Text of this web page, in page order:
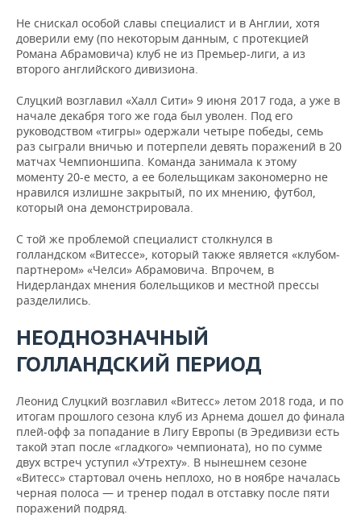
Не снискал особой славы специалист и в Англии, хотя
доверили ему (по некоторым данным, с протекцией
Романа Абрамовича) клуб не из Премьер-лиги, а из
второго английского дивизиона.
Слуцкий возглавил «Халл Сити» 9 июня 2017 года, а уже в
начале декабря того же года был уволен. Под его
руководством «тигры» одержали четыре победы, семь
раз сыграли вничью и потерпели девять поражений в 20
матчах Чемпионшипа. Команда занимала к этому
моменту 20-е место, а ее болельщикам закономерно не
нравился излишне закрытый, по их мнению, футбол,
который она демонстрировала.
С той же проблемой специалист столкнулся в
голландском «Витессе», который также является «клубом-
партнером» «Челси» Абрамовича. Впрочем, в
Нидерландах мнения болельщиков и местной прессы
разделились.
НЕОДНОЗНАЧНЫЙ
ГОЛЛАНДСКИЙ ПЕРИОД
Леонид Слуцкий возглавил «Витесс» летом 2018 года, и по
итогам прошлого сезона клуб из Арнема дошел до финала
плей-офф за попадание в Лигу Европы (в Эредивизи есть
такой этап после «гладкого» чемпионата), но по сумме
двух встреч уступил «Утрехту». В нынешнем сезоне
«Витесс» стартовал очень неплохо, но в ноябре началась
черная полоса — и тренер подал в отставку после пяти
поражений подряд.